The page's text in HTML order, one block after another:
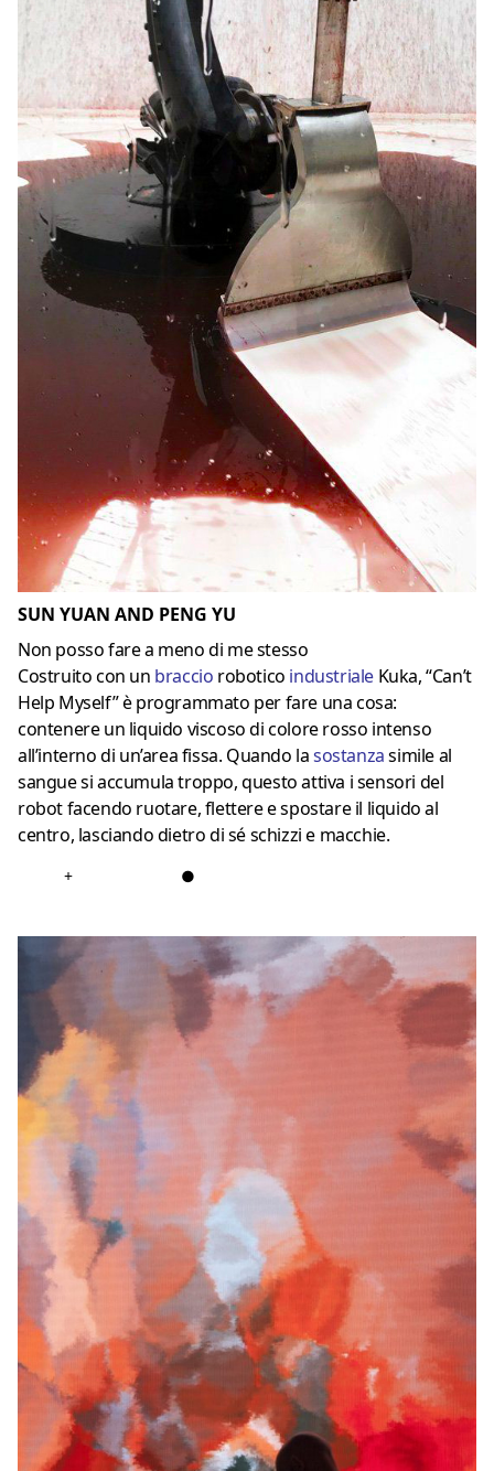
SUN YUAN AND PENG YU
Non posso fare a meno di me stesso
Costruito con un braccio robotico industriale Kuka, “Can’t
Help Myself” è programmato per fare una cosa:
contenere un liquido viscoso di colore rosso intenso
all’interno di un’area fissa. Quando lasostanzasimile al
sangue si accumula troppo, questo attiva i sensori del
robot facendo ruotare, flettere e spostare il liquido al
centro, lasciando dietro di sé schizzi e macchie.
+ ●